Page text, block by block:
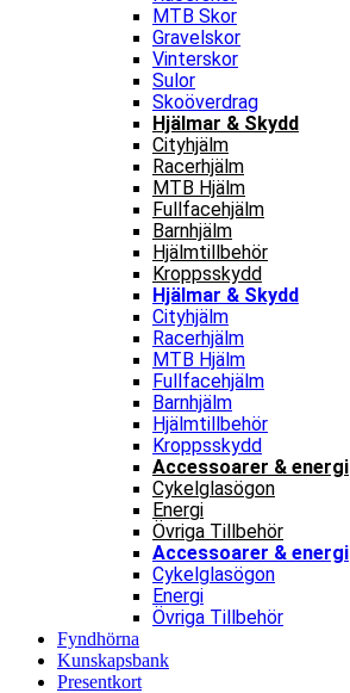
MTB Skor
Gravelskor
Vinterskor
Sulor
Skoöverdrag
Hjälmar & Skydd
Cityhjälm
Racerhjälm
MTB Hjälm
Fullfacehjälm
Barnhjälm
Hjälmtillbehör
Kroppsskydd
Hjälmar & Skydd
Cityhjälm
Racerhjälm
MTB Hjälm
Fullfacehjälm
Barnhjälm
Hjälmtillbehör
Kroppsskydd
Accessoarer & energi
Cykelglasögon
Energi
Övriga Tillbehör
Accessoarer & energi
Cykelglasögon
Energi
Övriga Tillbehör
Fyndhörna
Kunskapsbank
Presentkort